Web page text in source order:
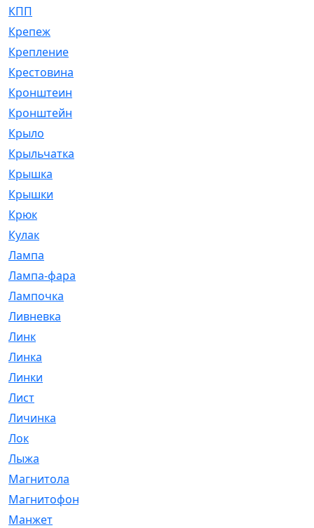
КПП
Крепеж
Крепление
Крестовина
Кронштеин
Кронштейн
Крыло
Крыльчатка
Крышка
Крышки
Крюк
Кулак
Лампа
Лампа-фара
Лампочка
Ливневка
Линк
Линка
Линки
Лист
Личинка
Лок
Лыжа
Магнитола
Магнитофон
Манжет